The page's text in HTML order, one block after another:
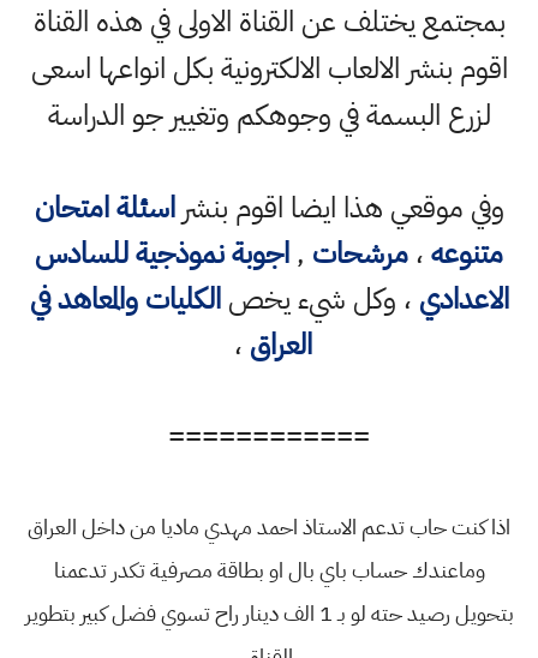
بمجتمع يختلف عن القناة الاولى في هذه القناة
اقوم بنشر الالعاب الالكترونية بكل انواعها اسعى
لزرع البسمة في وجوهكم وتغيير جو الدراسة
وفي موقعي هذا ايضا اقوم بنشراسئلة امتحان
متنوعه،مرشحات ,اجوبة نموذجية للسادس
الاعدادي ، وكل شيء يخصالكليات والمعاهد في
العراق ،
============
اذا كنت حاب تدعم الاستاذ احمد مهدي ماديا من داخل العراق
وماعندك حساب باي بال او بطاقة مصرفية تكدر تدعمنا
بتحويل رصيد حته لو بـ 1 الف دينار راح تسوي فضل كبير بتطوير